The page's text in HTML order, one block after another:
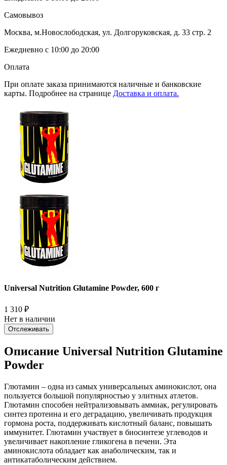
Самовывоз
Москва, м.Новослободская, ул. Долгоруковская, д. 33 стр. 2
Ежедневно с 10:00 до 20:00
Оплата
При оплате заказа принимаются наличные и банковские
карты. Подробнее на странице Доставка и оплата.
Universal Nutrition Glutamine Powder, 600 г
1 310 ₽
Нет в наличии
Отслеживать
Описание Universal Nutrition Glutamine
Powder
Глютамин – одна из самых универсальных аминокислот, она
пользуется большой популярностью у элитных атлетов.
Глютамин способен нейтрализовывать аммиак, регулировать
синтез протеина и его деградацию, увеличивать продукция
гормона роста, поддерживать кислотный баланс, повышать
иммунитет. Глютамин участвует в биосинтезе углеводов и
увеличивает накопление гликогена в печени. Эта
аминокислота обладает как анаболическим, так и
антикатаболическим действием.